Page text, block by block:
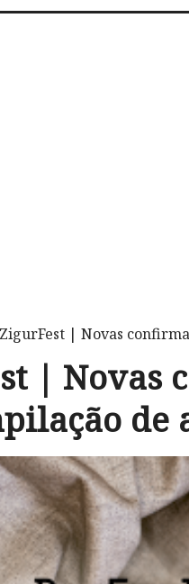
ZigurFest | Novas
| Novas
de